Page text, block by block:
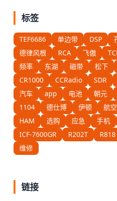
标签
TEF6686 单边带 DSP
德律风根
RCA 飞傲
频率
东湖 磁带 松下
CR1000
CCRadio SDR
汽车
app 电池 朝元
1104
德仕博 伊顿 航空
HAM
选购 应急 手机
ICF-7600GR
R202T R818
维修
链接